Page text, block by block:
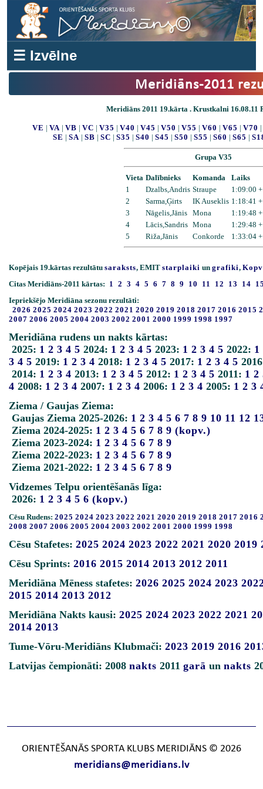
☰ Izvēlne
Meridiāns-2011
Meridiāns 2011 19.kārta . Krustkalni 16.08.11
VE | VA | VB | VC | V35 | V40 | V45 | V50 | V55 | V60 | V65 | V70 |
SE | SA| SB | SC | S35 | S40 | S45 | S50 | S55 | S60 | S65 |
Grupa V35
Vieta Dalībnieks Komanda
Laiks
1
Dzalbs,Andris Straupe
1:09:00
2
Sarma,Ģirts IK Auseklis 1:18:41
3
Nāgelis,Jānis Mona
1:19:48
4
Lācis,Sandris Mona
1:29:48
5
Riža,Jānis Conkorde 1:33:04
Kopējais 19.kārtas rezultātu saraksts, EMIT starplaiki un grafiki,
Citas Meridiāns-2011 kārtas: 1 2 3 4 5 6 7 8 9 10 11 12 13 14
Iepriekšējo Meridiāna sezonu rezultāti:
2026 2025 2024 2023 2022 2021 2020 2019 2018 2017 2016 2015
2007 2006 2005 2004 2003 2002 2001 2000 1999 1998 1997
Meridiāna rudens un nakts kārtas:
2025: 1 2 3 4 5 2024: 1 2 3 4 5 2023: 1 2 3 4 5 2022: 1
3 4 5 2019: 1 2 3 4 2018: 1 2 3 4 5 2017: 1 2 3 4 5
2014: 1 2 3 4 2013: 1 2 3 4 5 2012: 1 2 3 4 5 2011: 1 2
4 2008: 1 2 3 4 2007: 1 2 3 4 2006: 1 2 3 4 2005: 1 2 3
Ziema / Gaujas Ziema:
Gaujas Ziema 2025-2026: 1 2 3 4 5 6 7 8 9 10 11 12
Ziema 2024-2025: 1 2 3 4 5 6 7 8 9 (kopv.)
Ziema 2023-2024: 1 2 3 4 5 6 7 8 9
Ziema 2022-2023: 1 2 3 4 5 6 7 8 9
Ziema 2021-2022: 1 2 3 4 5 6 7 8 9
Vidzemes Telpu orientēšanās līga:
2026: 1 2 3 4 5 6 (kopv.)
Cēsu Rudens: 2025 2024 2023 2022 2021 2020 2019 2018 2017 2016
2008 2007 2006 2005 2004 2003 2002 2001 2000 1999 1998
Cēsu Stafetes: 2025 2024 2023 2022 2021 2020 2019
Cēsu Sprints: 2016 2015 2014 2013 2012 2011
Meridiāna Mēness stafetes: 2026 2025 2024 2023
2015 2014 2013 2012
Meridiāna Nakts kausi: 2025 2024 2023 2022 2021
2014 2013
Tume-Vōru-Meridiāns Klubmači: 2023 2019 2016
Latvijas čempionāti: 2008 nakts 2011 garā un nakts
ORIENTĒŠANĀS SPORTA KLUBS MERIDIĀNS © 2026
meridians@meridians.lv